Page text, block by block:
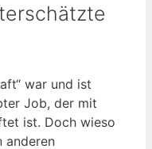
war und ist
Job, der mit
ist. Doch wieso
anderen